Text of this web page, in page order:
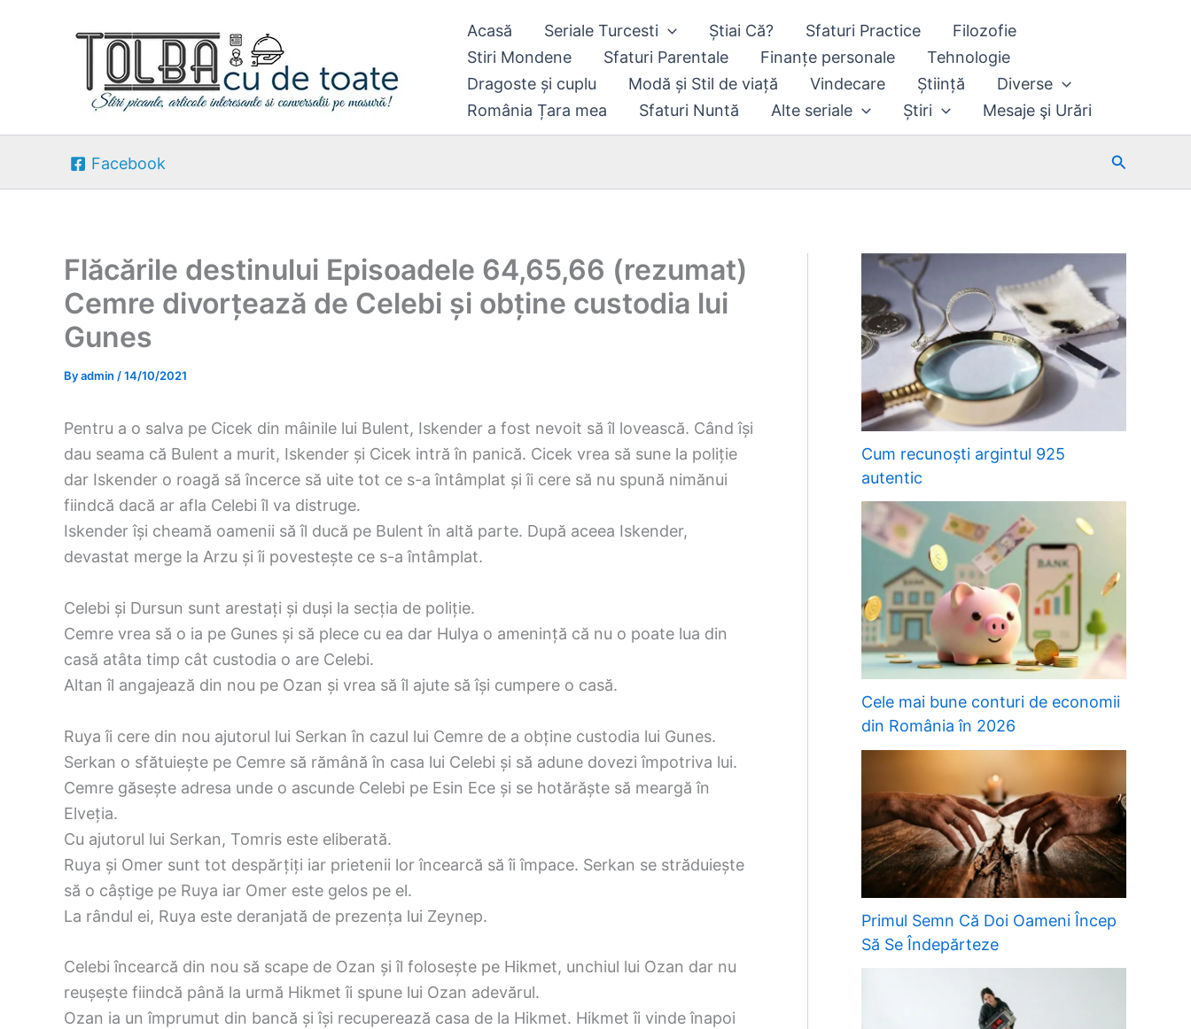
Acasă Seriale Turcesti Știai Că? Sfaturi Practice
Filozofie
Stiri Mondene
Sfaturi Parentale Finanțe personale
Tehnologie
Dragoste și cuplu
Modă și Stil de viață Vindecare Știință
Diverse
România Țara mea
Sfaturi Nuntă Alte seriale Știri Mesaje şi Urări
Facebook Search
Flăcările destinului Episoadele 64,65,66 (rezumat)
Cemre divorțează de Celebi și obține custodia lui
Gunes
Byadmin /14/10/2021
Pentru a o salva pe Cicek din mâinile lui Bulent, Iskender a fost nevoit să îl lovească. Când își
dau seama că Bulent a murit, Iskender și Cicek intră în panică. Cicek vrea să sune la poliție
dar Iskender o roagă să încerce să uite tot ce s-a întâmplat și îi cere să nu spună nimănui
fiindcă dacă ar afla Celebi îl va distruge.
Iskender își cheamă oamenii să îl ducă pe Bulent în altă parte. După aceea Iskender,
devastat merge la Arzu și îi povestește ce s-a întâmplat.
Celebi și Dursun sunt arestați și duși la secția de poliție.
Cemre vrea să o ia pe Gunes și să plece cu ea dar Hulya o amenință că nu o poate lua din
casă atâta timp cât custodia o are Celebi.
Altan îl angajează din nou pe Ozan și vrea să îl ajute să își cumpere o casă.
Ruya îi cere din nou ajutorul lui Serkan în cazul lui Cemre de a obține custodia lui Gunes.
Serkan o sfătuiește pe Cemre să rămână în casa lui Celebi și să adune dovezi împotriva lui.
Cemre găsește adresa unde o ascunde Celebi pe Esin Ece și se hotărăște să meargă în
Elveția.
Cu ajutorul lui Serkan, Tomris este eliberată.
Ruya și Omer sunt tot despărțiți iar prietenii lor încearcă să îi împace. Serkan se străduiește
să o câștige pe Ruya iar Omer este gelos pe el.
La rândul ei, Ruya este deranjată de prezența lui Zeynep.
Celebi încearcă din nou să scape de Ozan și îl folosește pe Hikmet, unchiul lui Ozan dar nu
reușește fiindcă până la urmă Hikmet îi spune lui Ozan adevărul.
Ozan ia un împrumut din bancă și își recuperează casa de la Hikmet. Hikmet îi vinde înapoi
Cum recunoști argintul 925
autentic
Cele mai bune conturi de economii
din România în 2026
Primul Semn Că Doi Oameni Încep
Să Se Îndepărteze